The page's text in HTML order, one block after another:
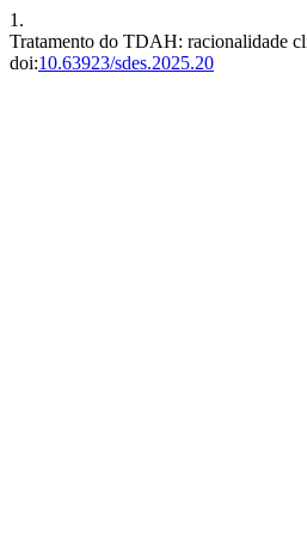
1.
Tratamento do TDAH: racionalidade
doi:10.63923/sdes.2025.20